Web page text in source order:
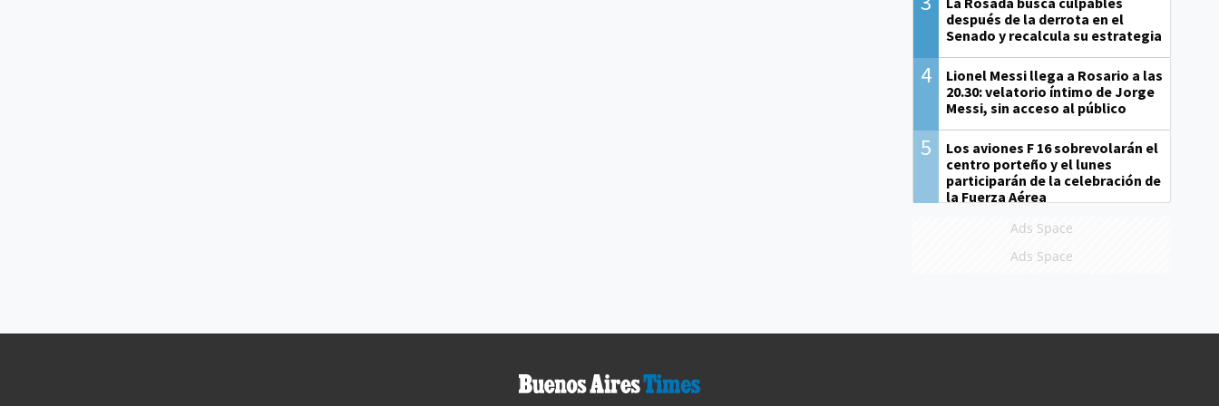
después de la derrota en el
Senado y recalcula su estrategia
4
Lionel Messi llega a Rosario a las
20.30: velatorio íntimo de Jorge
Messi, sin acceso al público
5
Los aviones F 16 sobrevolarán el
centro porteño y el lunes
participarán de la celebración de
la Fuerza Aérea
Ads Space
Ads Space